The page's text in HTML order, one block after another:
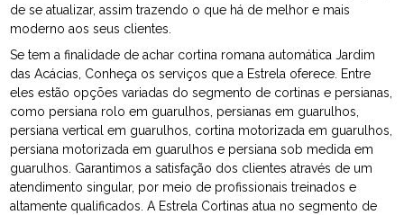
de se atualizar, assim trazendo o que há de melhor e mais
moderno aos seus clientes.
Se tem a finalidade de achar cortina romana automática Jardim
das Acácias, Conheça os serviços que a Estrela oferece. Entre
eles estão opções variadas do segmento de cortinas e persianas,
como persiana rolo em guarulhos, persianas em guarulhos,
persiana vertical em guarulhos, cortina motorizada em guarulhos,
persiana motorizada em guarulhos e persiana sob medida em
guarulhos. Garantimos a satisfação dos clientes através de um
atendimento singular, por meio de profissionais treinados e
altamente qualificados. A Estrela Cortinas atua no segmento de